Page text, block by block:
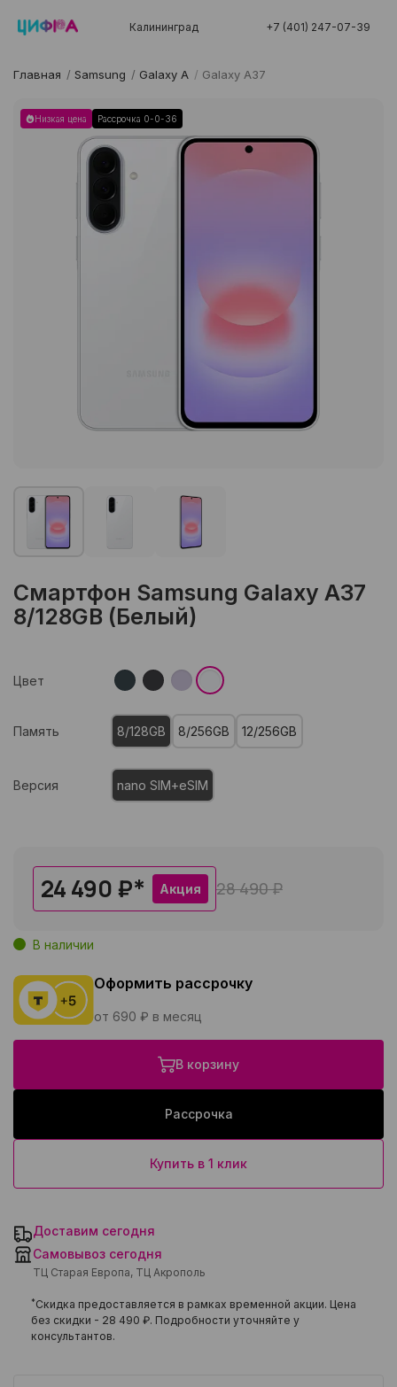
Калининград +7 (401) 247-07-39
Главная / Samsung / Galaxy A / Galaxy A37
Низкая цена Рассрочка 0-0-36
Смартфон Samsung Galaxy A37
8/128GB (Белый)
Цвет
Память 8/128GB 8/256GB 12/256GB
Версия nano SIM+eSIM
24 490 ₽* Акция 28 490 ₽
В наличии
Оформить рассрочку
от 690 ₽ в месяц
В корзину
Рассрочка
Купить в 1 клик
Доставим сегодня
Самовывоз сегодня
ТЦ Старая Европа, ТЦ Акрополь
*Скидка предоставляется в рамках временной акции. Цена
без скидки - 28 490 ₽. Подробности уточняйте у
консультантов.